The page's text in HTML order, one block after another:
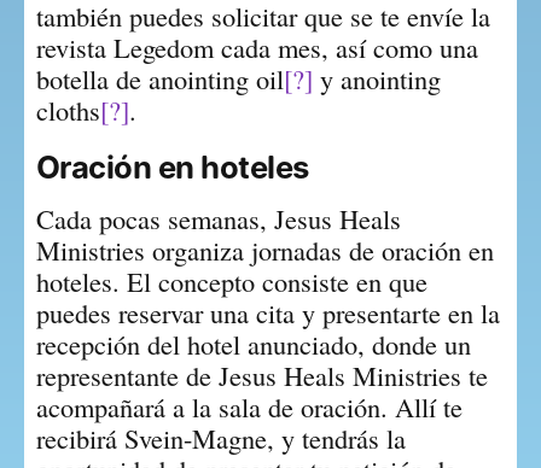
también puedes solicitar que se te envíe la
revista Legedom cada mes, así como una
botella de anointing oil[?] y anointing
cloths[?].
Oración en hoteles
Cada pocas semanas, Jesus Heals
Ministries organiza jornadas de oración en
hoteles. El concepto consiste en que
puedes reservar una cita y presentarte en la
recepción del hotel anunciado, donde un
representante de Jesus Heals Ministries te
acompañará a la sala de oración. Allí te
recibirá Svein-Magne, y tendrás la